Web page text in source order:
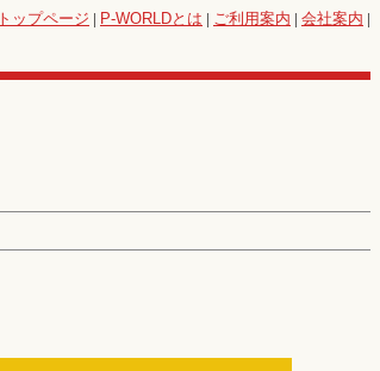
トップページ | P-WORLDとは | ご利用案内 | 会社案内 |